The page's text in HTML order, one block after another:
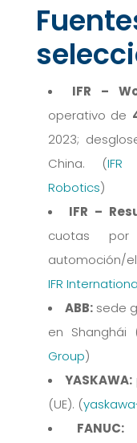
IFR –
operativo de
2023;
China. (IFR
Robotics)
IFR –
cuotas
IFR
ABB:sede
en Shanghái
Group)
YASKAWA:
(UE). (
FANUC: